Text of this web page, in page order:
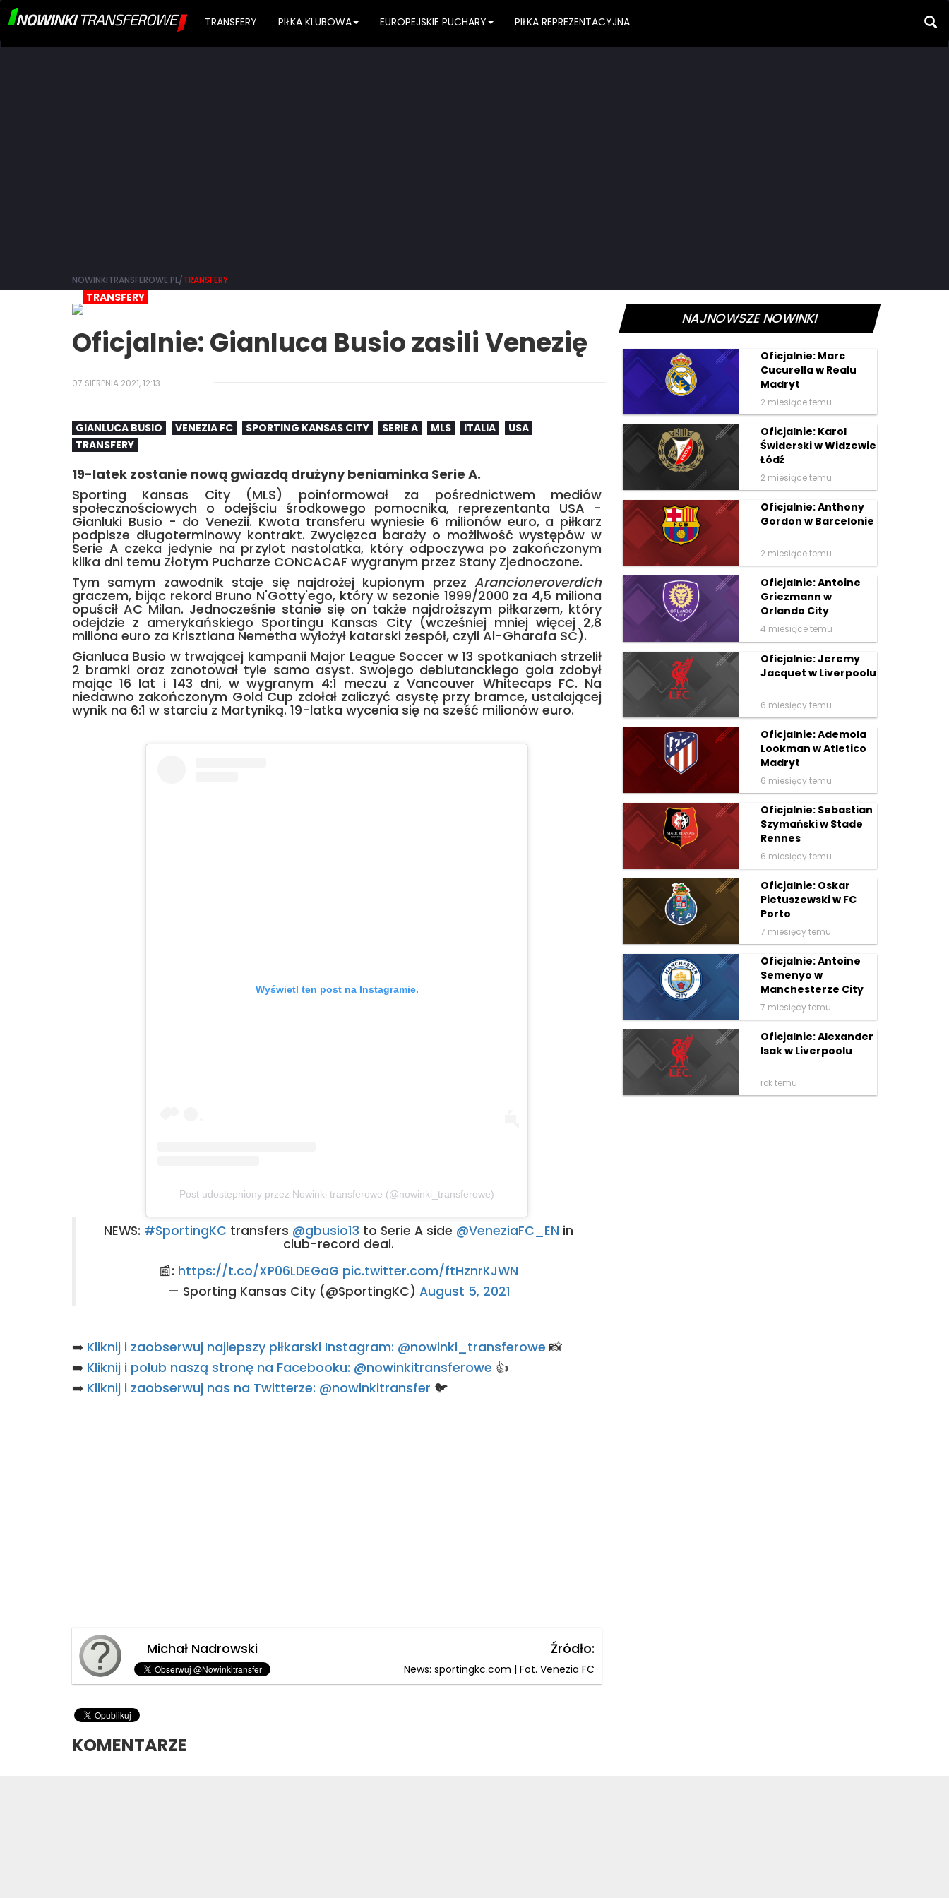
TRANSFERY PIŁKA KLUBOWA EUROPEJSKIE PUCHARY PIŁKA REPREZENTACYJNA
NOWINKITRANSFEROWE.PL/TRANSFERY
TRANSFERY
Oficjalnie: Gianluca Busio zasili Venezię
07 SIERPNIA 2021, 12:13
GIANLUCA BUSIO VENEZIA FC SPORTING KANSAS CITY SERIE A MLS ITALIA
USA
TRANSFERY
19-latek zostanie nową gwiazdą drużyny beniaminka Serie A.
Sporting Kansas City (MLS) poinformował za pośrednictwem mediów
społecznościowych o odejściu środkowego pomocnika, reprezentanta USA -
Gianluki Busio - do Venezii. Kwota transferu wyniesie 6 milionów euro, a piłkarz
podpisze długoterminowy kontrakt. Zwycięzca baraży o możliwość występów w
Serie A czeka jedynie na przylot nastolatka, który odpoczywa po zakończonym
kilka dni temu Złotym Pucharze CONCACAF wygranym przez Stany Zjednoczone.
Tym samym zawodnik staje się najdrożej kupionym przez Arancioneroverdich
graczem, bijąc rekord Bruno N'Gotty'ego, który w sezonie 1999/2000 za 4,5 miliona
opuścił AC Milan. Jednocześnie stanie się on także najdroższym piłkarzem, który
odejdzie z amerykańskiego Sportingu Kansas City (wcześniej mniej więcej 2,8
miliona euro za Krisztiana Nemetha wyłożył katarski zespół, czyli Al-Gharafa SC).
Gianluca Busio w trwającej kampanii Major League Soccer w 13 spotkaniach strzelił
2 bramki oraz zanotował tyle samo asyst. Swojego debiutanckiego gola zdobył
mając 16 lat i 143 dni, w wygranym 4:1 meczu z Vancouver Whitecaps FC. Na
niedawno zakończonym Gold Cup zdołał zaliczyć asystę przy bramce, ustalającej
wynik na 6:1 w starciu z Martyniką. 19-latka wycenia się na sześć milionów euro.
Wyświetl ten post na Instagramie.
Post udostępniony przez Nowinki transferowe (@nowinki_transferowe)
NEWS: #SportingKC transfers @gbusio13 to Serie A side @VeneziaFC_EN in
club-record deal.
📰: https://t.co/XP06LDEGaG pic.twitter.com/ftHznrKJWN
— Sporting Kansas City (@SportingKC) August 5, 2021
➡️ Kliknij i zaobserwuj najlepszy piłkarski Instagram: @nowinki_transferowe 📸
➡️ Kliknij i polub naszą stronę na Facebooku: @nowinkitransferowe 👍
➡️ Kliknij i zaobserwuj nas na Twitterze: @nowinkitransfer 🐦
Michał Nadrowski Źródło:
News: sportingkc.com | Fot. Venezia FC
KOMENTARZE
NAJNOWSZE NOWINKI
Oficjalnie: Marc
Cucurella w Realu
Madryt
2 miesiące temu
Oficjalnie: Karol
Świderski w Widzewie
Łódź
2 miesiące temu
Oficjalnie: Anthony
Gordon w Barcelonie
2 miesiące temu
Oficjalnie: Antoine
Griezmann w
Orlando City
4 miesiące temu
Oficjalnie: Jeremy
Jacquet w Liverpoolu
6 miesięcy temu
Oficjalnie: Ademola
Lookman w Atletico
Madryt
6 miesięcy temu
Oficjalnie: Sebastian
Szymański w Stade
Rennes
6 miesięcy temu
Oficjalnie: Oskar
Pietuszewski w FC
Porto
7 miesięcy temu
Oficjalnie: Antoine
Semenyo w
Manchesterze City
7 miesięcy temu
Oficjalnie: Alexander
Isak w Liverpoolu
rok temu